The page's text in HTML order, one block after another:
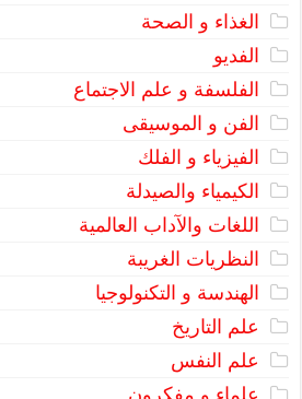
الغذاء و الصحة
الفديو
الفلسفة و علم الاجتماع
الفن و الموسيقى
الفيزياء و الفلك
الكيمياء والصيدلة
اللغات والآداب العالمية
النظريات الغريبة
الهندسة و التكنولوجيا
علم التاريخ
علم النفس
علماء و مفكرون